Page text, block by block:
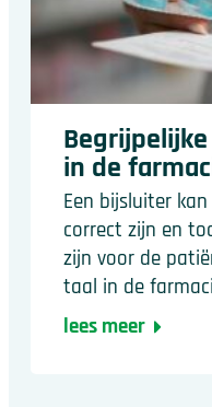
in de
Een bijsluiter
correct zijn en
zijn voor de
taal in de
lees meer